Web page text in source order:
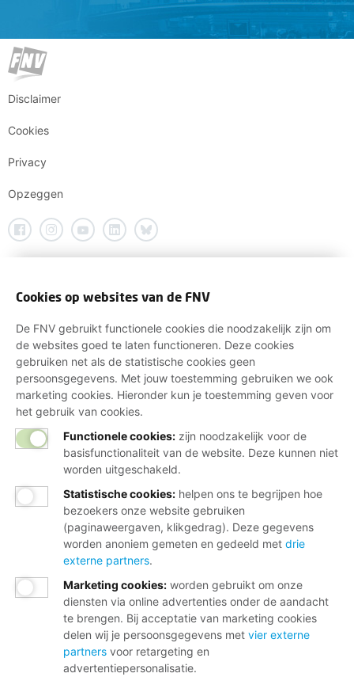
Disclaimer
Cookies
Privacy
Opzeggen
Cookies op websites van de FNV
De FNV gebruikt functionele cookies die noodzakelijk zijn om
de websites goed te laten functioneren. Deze cookies
gebruiken net als de statistische cookies geen
persoonsgegevens. Met jouw toestemming gebruiken we ook
marketing cookies. Hieronder kun je toestemming geven voor
het gebruik van cookies.
Functionele cookies: zijn noodzakelijk voor de
basisfunctionaliteit van de website. Deze kunnen niet
worden uitgeschakeld.
Statistische cookies: helpen ons te begrijpen hoe
bezoekers onze website gebruiken
(paginaweergaven, klikgedrag). Deze gegevens
worden anoniem gemeten en gedeeld met drie
externe partners.
Marketing cookies: worden gebruikt om onze
diensten via online advertenties onder de aandacht
te brengen. Bij acceptatie van marketing cookies
delen wij je persoonsgegevens met vier externe
partners voor retargeting en
advertentiepersonalisatie.